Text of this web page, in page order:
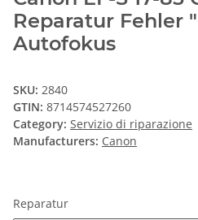
Reparatur Fehler
Autofokus
SKU: 2840
GTIN: 8714574527260
Category: Servizio di riparazione
Manufacturers: Canon
Reparatur